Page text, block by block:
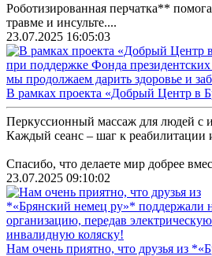
Роботизированная перчатка**
травме и инсульте....
23.07.2025 16:05:03
В рамках проекта «Добрый Центр в
Перкуссионный массаж для людей с
Каждый сеанс – шаг к
Спасибо, что делаете мир добрее
23.07.2025 09:10:02
Нам очень приятно, что друзья из